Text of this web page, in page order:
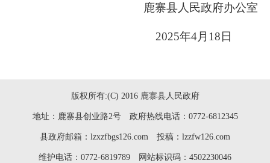
鹿寨县人民政府办公室
2025年4月 18 日
版权所有:(C) 2016 鹿寨县人民政府
地址：鹿寨县创业路2号 政府热线电话：0772-6812345
县政府邮箱：lzxzfbgs126.com 投稿：lzzfw126.com
维护电话：0772-6819789 网站标识码：4502230046